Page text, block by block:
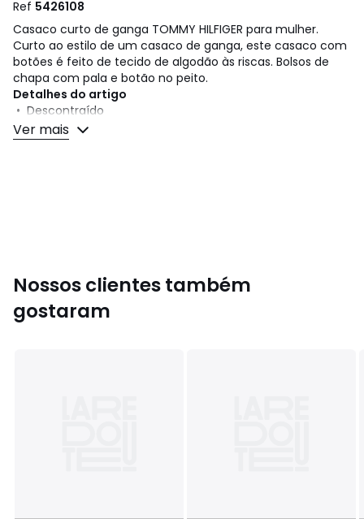
Ref 5426108
Casaco curto de ganga TOMMY HILFIGER para mulher.
Curto ao estilo de um casaco de ganga, este casaco com
botões é feito de tecido de algodão às riscas. Bolsos de
chapa com pala e botão no peito.
Detalhes do artigo
• Descontraído
• Corte direito
• Comprimento: curto
Cores Riscas azuis
Ver mais
Nossos clientes também
gostaram